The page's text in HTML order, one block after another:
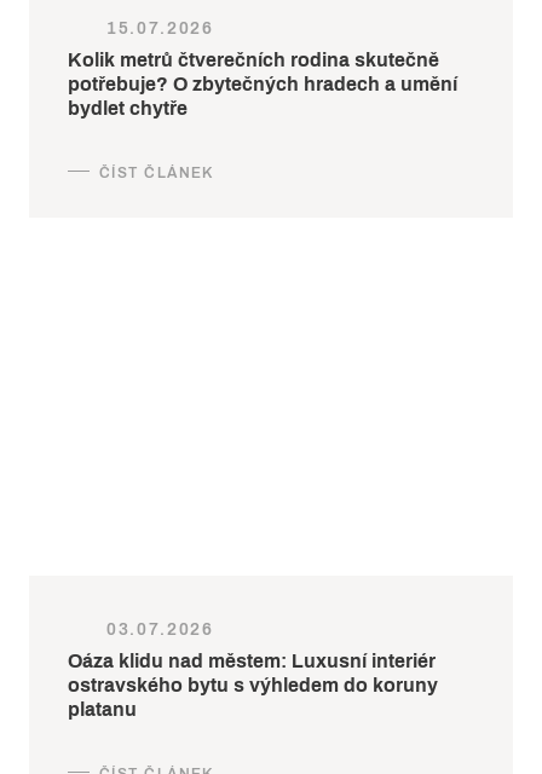
15.07.2026
Kolik metrů čtverečních rodina skutečně
potřebuje? O zbytečných hradech a umění
bydlet chytře
03.07.2026
Oáza klidu nad městem: Luxusní interiér
ostravského bytu s výhledem do koruny
platanu